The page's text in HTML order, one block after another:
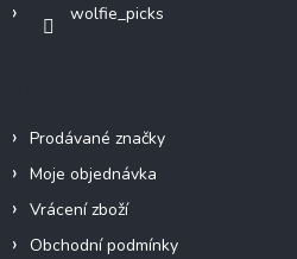
wolfie_picks
Prodávané značky
Moje objednávka
Vrácení zboží
Obchodní podmínky